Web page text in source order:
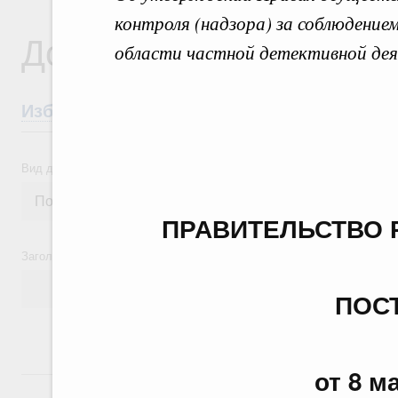
контроля (надзора) за
области частной детективной
от 8
Документы
Избранные документы со справками к
Вид документа
Заголовок или текст документа
24 июля, пятница